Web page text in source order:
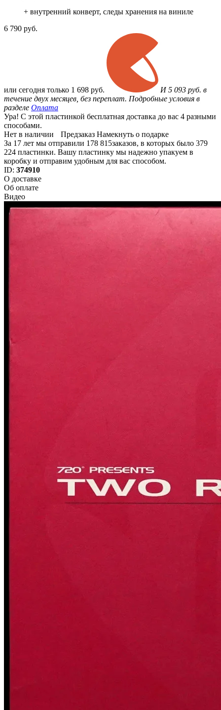
+ внутренний конверт, следы хранения на виниле
6 790 руб.
или сегодня только 1 698 руб.
И 5 093 руб. в
течение двух месяцев, без переплат. Подробные условия в
разделе Оплата
Ура! С этой пластинкой бесплатная доставка до вас 4 разными
способами.
Нет в наличии
Предзаказ Намекнуть о подарке
За 17 лет мы отправили 178 815заказов, в которых было 379
224 пластинки. Вашу пластинку мы надежно упакуем в
коробку и отправим удобным для вас способом.
ID: 374910
О доставке
Об оплате
Видео